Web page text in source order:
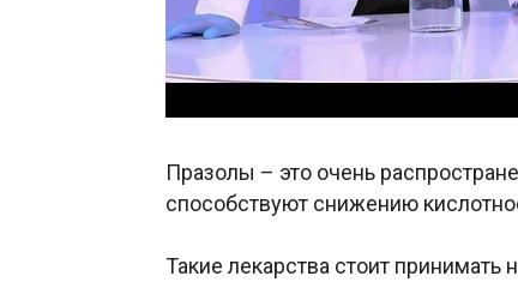
Празолы – это очень
способствуют снижению
Такие лекарства стоит принимать